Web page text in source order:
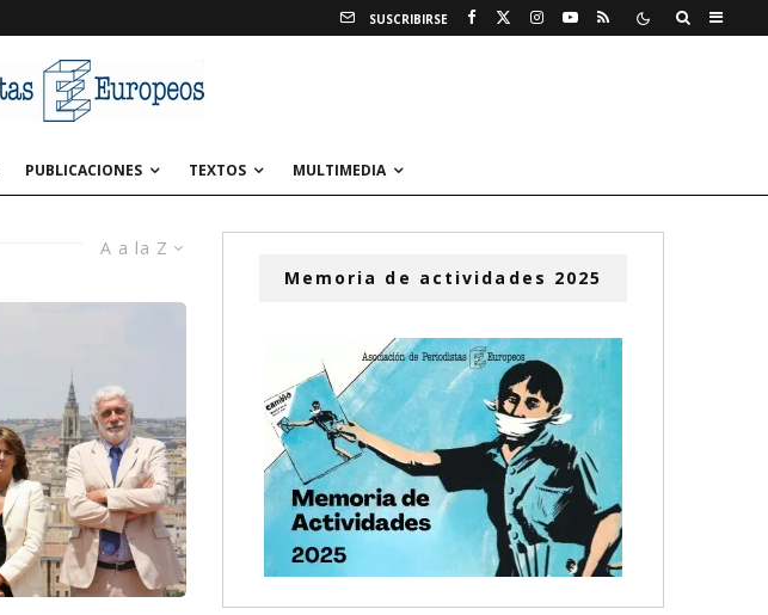
SUSCRIBIRSE
PUBLICACIONES TEXTOS MULTIMEDIA
A a la Z
Memoria de actividades 2025